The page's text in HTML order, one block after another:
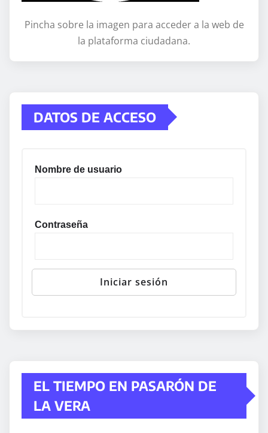
Pincha sobre la imagen para acceder a la web de
la plataforma ciudadana.
DATOS DE ACCESO
Nombre de usuario
Contraseña
EL TIEMPO EN PASARÓN DE
LA VERA